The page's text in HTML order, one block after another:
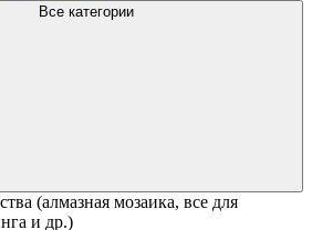
Все категории